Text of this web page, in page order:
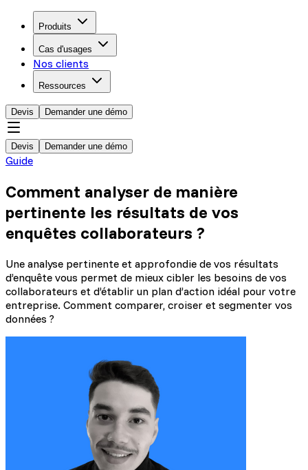
Produits
Cas d'usages
Nos clients
Ressources
Devis Demander une démo
Devis Demander une démo
Guide
Comment analyser de manière
pertinente les résultats de vos
enquêtes collaborateurs ?
Une analyse pertinente et approfondie de vos résultats
d’enquête vous permet de mieux cibler les besoins de vos
collaborateurs et d’établir un plan d’action idéal pour votre
entreprise. Comment comparer, croiser et segmenter vos
données ?